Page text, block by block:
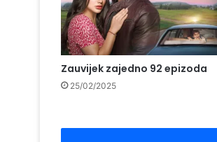
Zauvijek zajedno 92 epizoda
25/02/2025